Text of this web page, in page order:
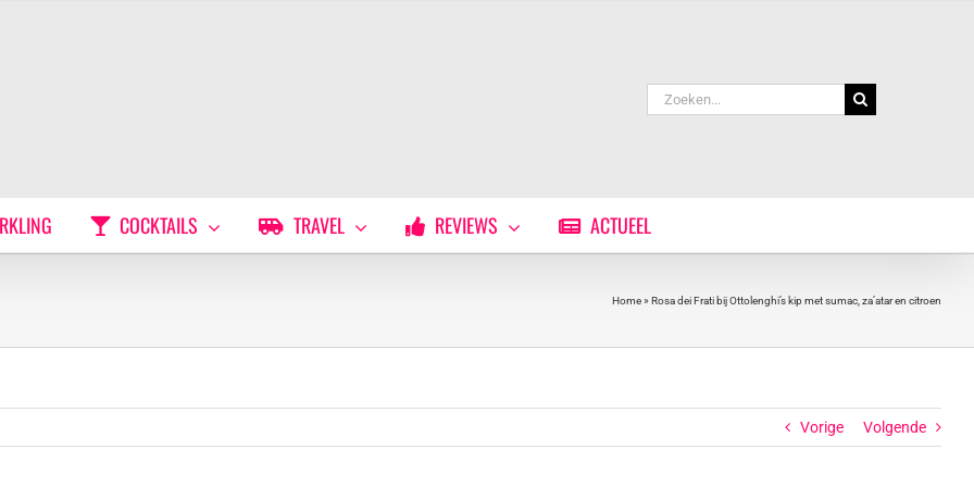
Zoeken
naar:
COCKTAILS TRAVEL REVIEWS ACTUEEL
Home» Rosa dei Frati bij Ottolenghi’s kip met sumac, za’atar en citroen
Vorige Volgende